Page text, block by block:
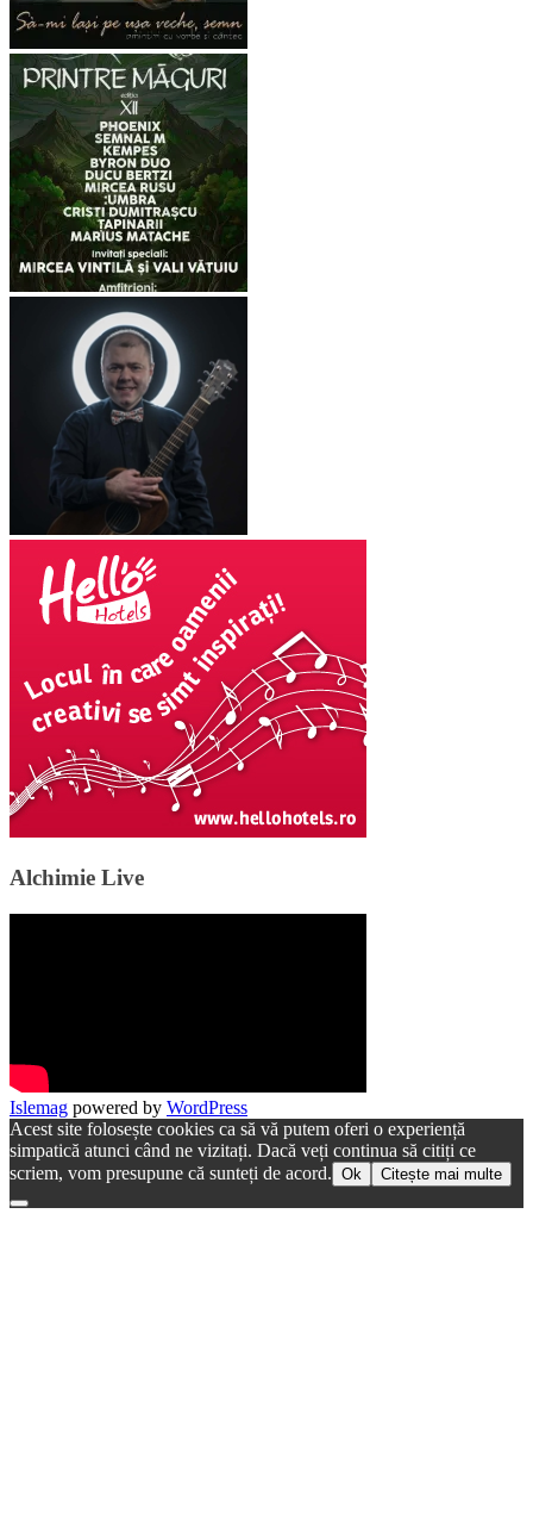
Alchimie Live
Islemag powered by WordPress
Acest site folosește cookies ca să vă putem oferi o experiență
simpatică atunci când ne vizitați. Dacă veți continua să citiți ce
scriem, vom presupune că sunteți de acord. Ok Citește mai multe